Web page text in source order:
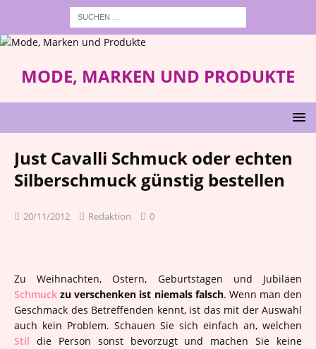
MODE, MARKEN UND PRODUKTE
Just Cavalli Schmuck oder echten
Silberschmuck günstig bestellen
20/11/2012 Redaktion 0
Zu Weihnachten, Ostern, Geburtstagen und Jubiläen
Schmuck zu verschenken ist niemals falsch. Wenn man den
Geschmack des Betreffenden kennt, ist das mit der Auswahl
auch kein Problem. Schauen Sie sich einfach an, welchen
Stil die Person sonst bevorzugt und machen Sie keine